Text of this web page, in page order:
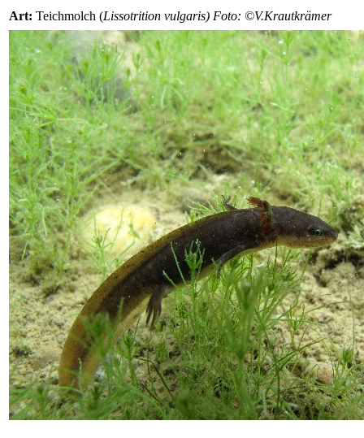
Art: Teichmolch (Lissotrition vulgaris) Foto: ©V.Krautkrämer